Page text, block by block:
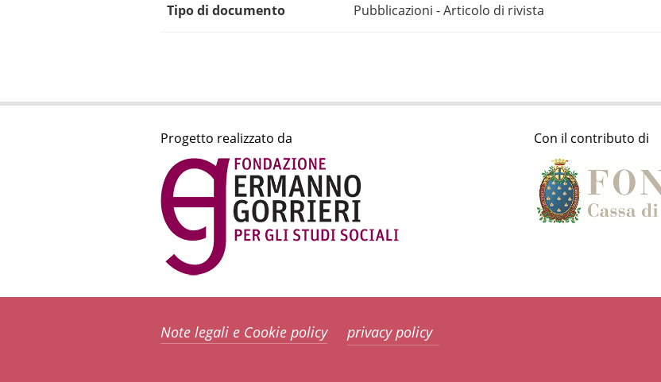
Tipo di documento Pubblicazioni - Articolo di rivista
Progetto realizzato da Con il contributo di
Note legali e Cookie policy privacy policy